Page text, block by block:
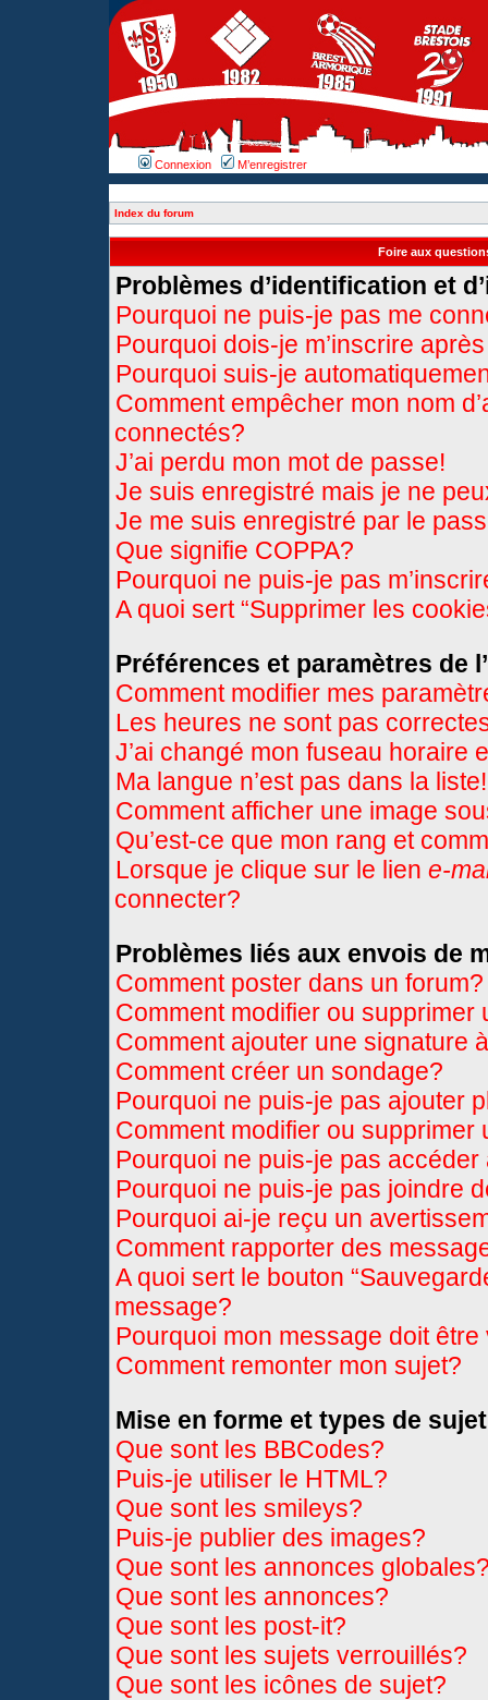
Connexion M’enregistrer
Index du forum
Foire aux
Problèmes d’identification et
Pourquoi ne puis-je pas me
Pourquoi dois-je m’inscrire
Pourquoi suis-je
Comment empêcher mon nom
connectés?
J’ai perdu mon mot de passe!
Je suis enregistré mais je ne
Je me suis enregistré par le
Que signifie COPPA?
Pourquoi ne puis-je pas
A quoi sert “Supprimer les
Préférences et paramètres de
Comment modifier mes
Les heures ne sont pas
J’ai changé mon fuseau horaire
Ma langue n’est pas dans la liste!
Comment afficher une image
Qu’est-ce que mon rang et
Lorsque je clique sur le lien e-
connecter?
Problèmes liés aux envois de
Comment poster dans un forum?
Comment modifier ou supprimer
Comment ajouter une signature
Comment créer un sondage?
Pourquoi ne puis-je pas ajouter
Comment modifier ou supprimer
Pourquoi ne puis-je pas accéder
Pourquoi ne puis-je pas joindre
Pourquoi ai-je reçu un
Comment rapporter des
A quoi sert le bouton
message?
Pourquoi mon message doit être
Comment remonter mon sujet?
Mise en forme et types de sujet
Que sont les BBCodes?
Puis-je utiliser le HTML?
Que sont les smileys?
Puis-je publier des images?
Que sont les annonces
Que sont les annonces?
Que sont les post-it?
Que sont les sujets verrouillés?
Que sont les icônes de sujet?